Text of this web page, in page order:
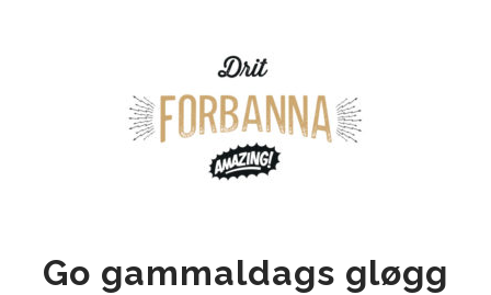
Go gammaldags gløgg